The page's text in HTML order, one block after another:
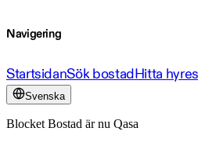
Navigering
StartsidanSök bostadHitta
Svenska
Blocket Bostad är nu Qasa